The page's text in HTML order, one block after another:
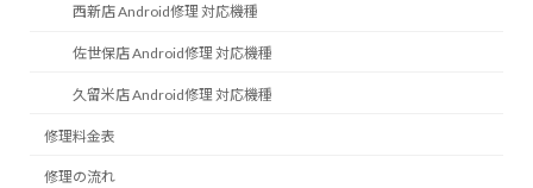
西新店 Android修理 対応機種
佐世保店 Android修理 対応機種
久留米店 Android修理 対応機種
修理料金表
修理の流れ